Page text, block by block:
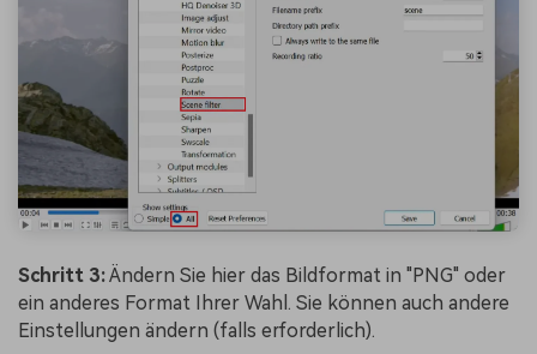
Schritt 3:Ändern Sie hier das Bildformat in "PNG" oder
ein anderes Format Ihrer Wahl. Sie können auch andere
Einstellungen ändern (falls erforderlich).